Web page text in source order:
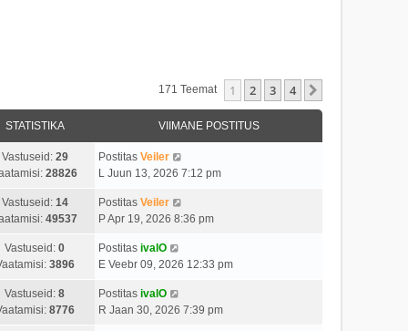
171 Teemat 1 2 3 4
STATISTIKA VIIMANE POSTITUS
Vastuseid: 29
28826
Postitas Veiler
L Juun 13, 2026 7:12 pm
Vastuseid: 14
49537
Postitas Veiler
P Apr 19, 2026 8:36 pm
Vastuseid: 0
3896
Postitas ivalO
E Veebr 09, 2026 12:33 pm
Vastuseid: 8
8776
Postitas ivalO
R Jaan 30, 2026 7:39 pm